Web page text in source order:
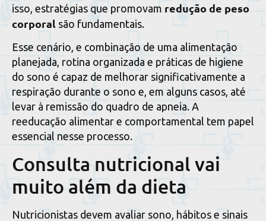
isso, estratégias que promovam redução de peso
corporal são fundamentais.
Esse cenário, e combinação de uma alimentação
planejada, rotina organizada e práticas de higiene
do sono é capaz de melhorar significativamente a
respiração durante o sono e, em alguns casos, até
levar à remissão do quadro de apneia. A
reeducação alimentar e comportamental tem papel
essencial nesse processo.
Consulta nutricional vai
muito além da dieta
Nutricionistas devem avaliar sono, hábitos e sinais